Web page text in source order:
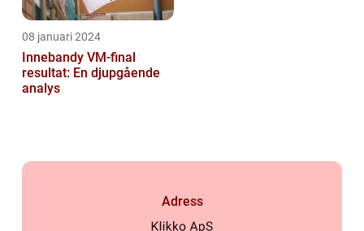
08 januari 2024
Innebandy VM-final
resultat: En djupgående
analys
Adress